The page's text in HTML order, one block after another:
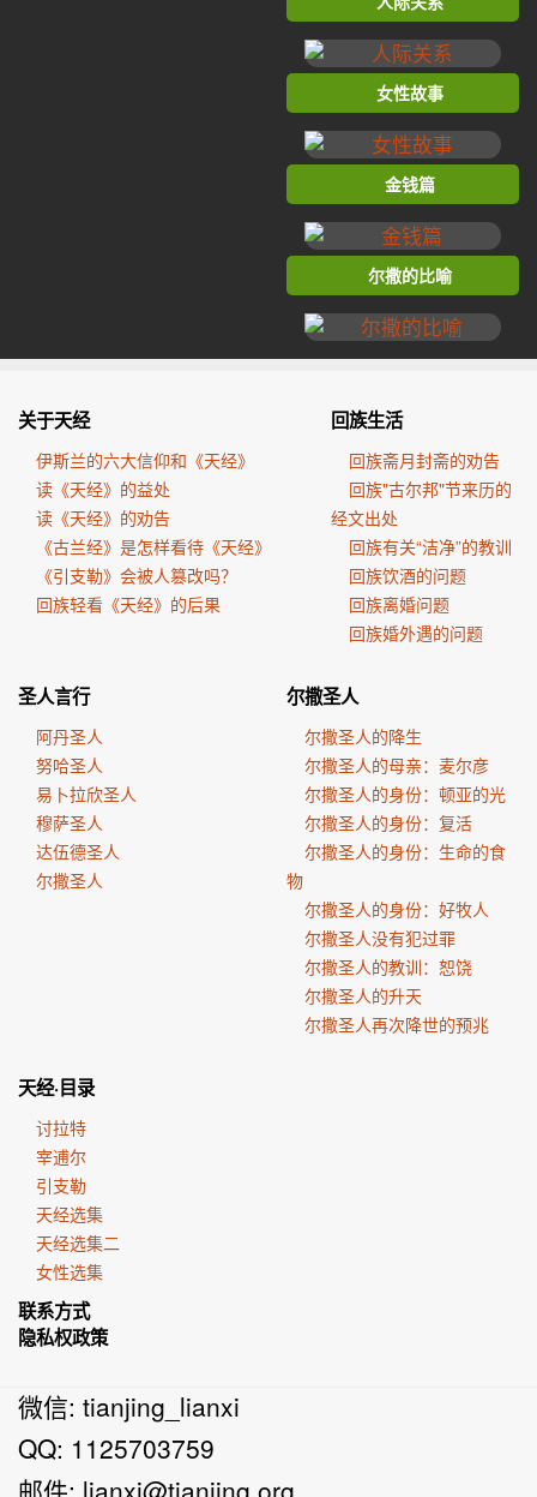
女性故事
金钱篇
尔撒的比喻
关于天经
伊斯兰的六大信仰和《天经》
读《天经》的益处
读《天经》的劝告
《古兰经》是怎样看待《天经》
《引支勒》会被人篡改吗？
回族轻看《天经》的后果
回族生活
回族斋月封斋的劝告
回族"古尔邦"节来历的
经文出处
回族有关“洁净”的教训
回族饮酒的问题
回族离婚问题
回族婚外遇的问题
圣人言行
阿丹圣人
努哈圣人
易卜拉欣圣人
穆萨圣人
达伍德圣人
尔撒圣人
尔撒圣人
尔撒圣人的降生
尔撒圣人的母亲：麦尔彦
尔撒圣人的身份：顿亚的光
尔撒圣人的身份：复活
尔撒圣人的身份：生命的食
物
尔撒圣人的身份：好牧人
尔撒圣人没有犯过罪
尔撒圣人的教训：恕饶
尔撒圣人的升天
尔撒圣人再次降世的预兆
天经·目录
讨拉特
宰逋尔
引支勒
天经选集
天经选集二
女性选集
联系方式
隐私权政策
微信: tianjing_lianxi
QQ: 1125703759